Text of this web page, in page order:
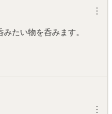
︙
たい物を呑みます。
︙